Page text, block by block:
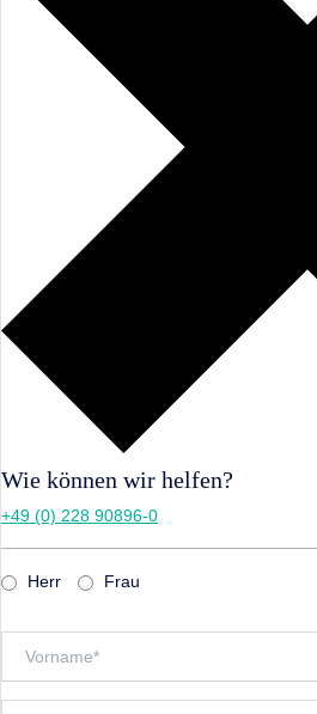
Wie können wir helfen?
+49 (0) 228 90896-0
Herr Frau